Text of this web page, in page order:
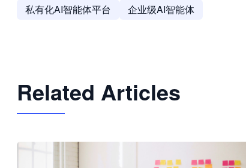
私有化AI智能体平台
企业级AI智能体
Related Articles